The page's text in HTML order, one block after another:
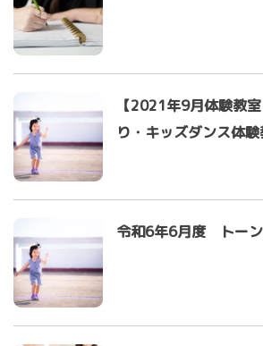
【2021年9月体験教
り・キッズダンス体
令和6年6月度 トー